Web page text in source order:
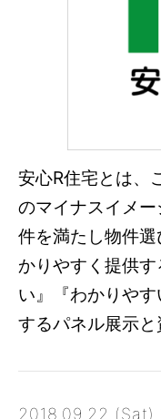
安心R住宅とは、
のマイナスイメ
件を満たし物件
かりやすく提供
い』『わかりや
するパネル展示と
2018.09.22 (Sat)